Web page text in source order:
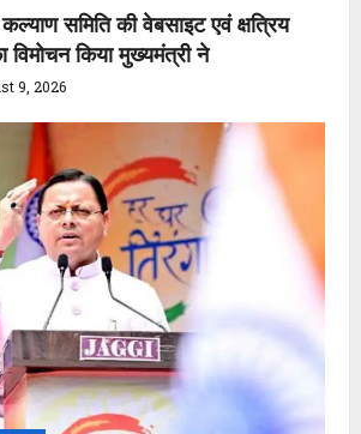
समिति की वेबसाइट एवं क्षत्रिय
विमोचन किया मुख्यमंत्री ने
9, 2026